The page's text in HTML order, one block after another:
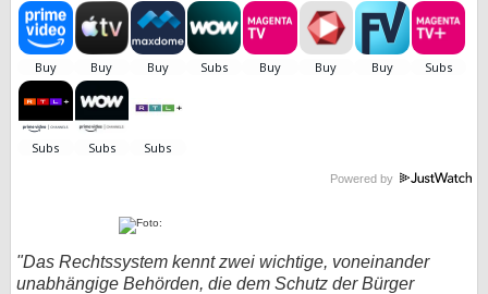
Powered by
"Das Rechtssystem kennt zwei wichtige, voneinander
unabhängige Behörden, die dem Schutz der Bürger